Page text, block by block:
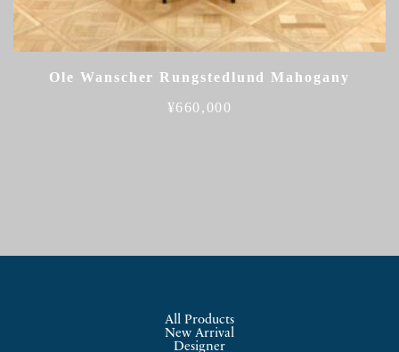
Ole Wanscher Rungstedlund Mahogany
¥660,000
All Products
New Arrival
Designer